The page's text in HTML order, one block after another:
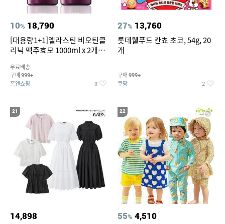
10% 18,790
[대용량1+1]엘라스틴 비오틴클
리닉 맥주효모 1000ml x 2개
무료배송
구매 999+
홈앤쇼핑 3
27% 13,760
롯데웰푸드 칸쵸 초코, 54g, 20
개
구매 999+
쿠팡 2
21
14,898
22
55% 4,510